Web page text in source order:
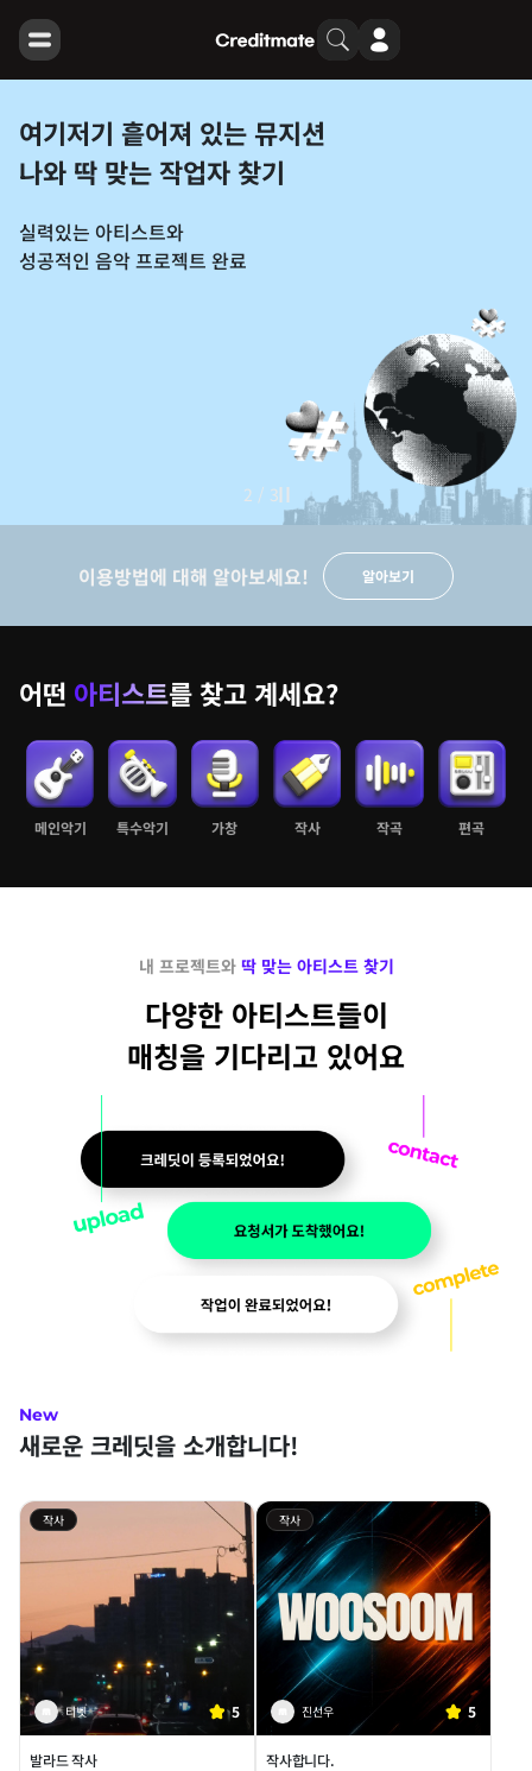
여기저기 흩어져 있는 뮤지션
나와 딱 맞는 작업자 찾기
실력있는 아티스트와
성공적인 음악 프로젝트 완료
2 / 3
이용방법에 대해 알아보세요! 알아보기
어떤 아티스트를 찾고 계세요?
메인악기 특수악기 가창 작사 작곡 편곡
내 프로젝트와 딱 맞는 아티스트 찾기
다양한 아티스트들이
매칭을 기다리고 있어요
New
새로운 크레딧을 소개합니다!
작사
티벳 5
발라드 작사
작사
진선우 5
작사합니다.